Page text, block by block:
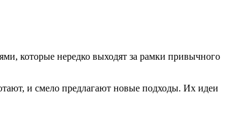
которые нередко выходят за рамки привычного
и смело предлагают новые подходы. Их идеи